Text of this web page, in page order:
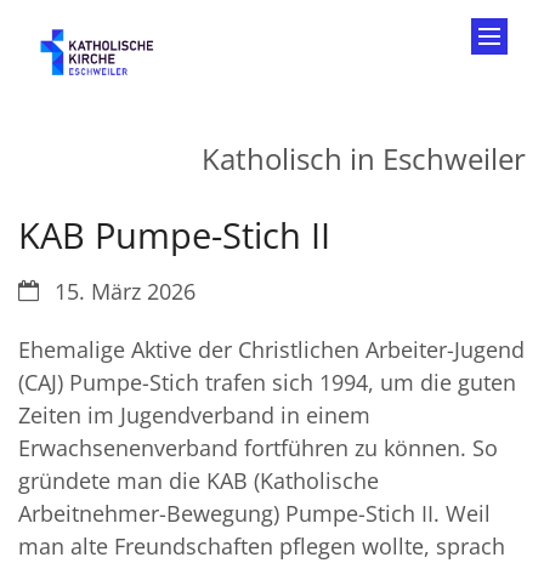
Katholisch in Eschweiler
KAB Pumpe-Stich II
Datum:15. März 2026
Ehemalige Aktive der Christlichen Arbeiter-Jugend
(CAJ) Pumpe-Stich trafen sich 1994, um die guten
Zeiten im Jugendverband in einem
Erwachsenenverband fortführen zu können. So
gründete man die KAB (Katholische
Arbeitnehmer-Bewegung) Pumpe-Stich II. Weil
man alte Freundschaften pflegen wollte, sprach